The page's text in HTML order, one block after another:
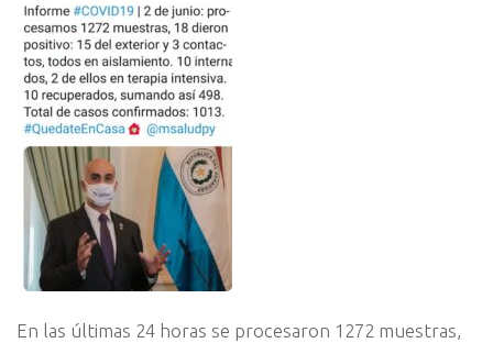
En las últimas 24 horas se procesaron 1272 muestras,